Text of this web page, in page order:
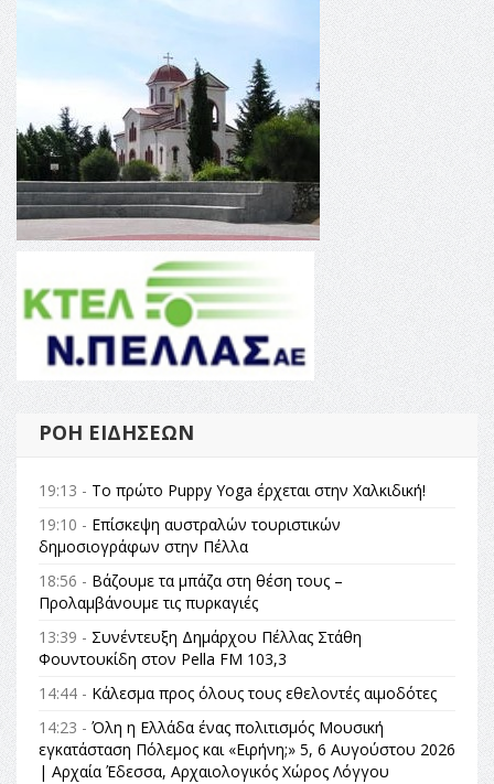
ΡΟΉ ΕΙΔΉΣΕΩΝ
19:13 - Το πρώτο Puppy Yoga έρχεται στην Χαλκιδική!
19:10 - Επίσκεψη αυστραλών τουριστικών
δημοσιογράφων στην Πέλλα
18:56 - Βάζουμε τα μπάζα στη θέση τους –
Προλαμβάνουμε τις πυρκαγιές
13:39 - Συνέντευξη Δημάρχου Πέλλας Στάθη
Φουντουκίδη στον Pella FM 103,3
14:44 - Κάλεσμα προς όλους τους εθελοντές αιμοδότες
14:23 - Όλη η Ελλάδα ένας πολιτισμός Μουσική
εγκατάσταση Πόλεμος και «Ειρήνη;» 5, 6 Αυγούστου 2026
| Αρχαία Έδεσσα, Αρχαιολογικός Χώρος Λόγγου